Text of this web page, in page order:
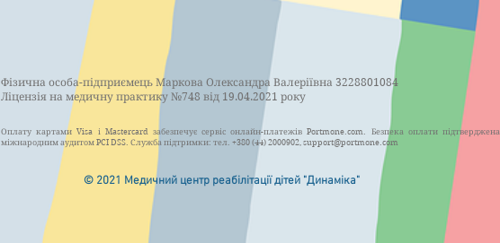
Фізична особа-підприємець Маркова Олександра Валеріївна 3228801084
Ліцензія на медичну практику №748 від 19.04.2021 року
Оплату картами Visa і Mastercard забезпечує сервіс онлайн-платежів Portmone.com. Безпека оплати підтверджена
міжнародним аудитом PCI DSS. Служба підтримки: тел. +380 (44) 2000902, support@portmone.com
© 2021 Медичний центр реабілітації дітей "Динаміка"